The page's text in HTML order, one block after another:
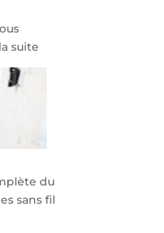
suite
Park
redessine
du
sans fil